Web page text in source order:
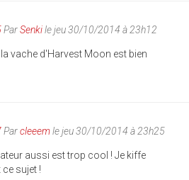
ParSenkile jeu 30/10/2014 à 23h12
vache d'Harvest Moon est bien
Parcleeemle jeu 30/10/2014 à 23h25
aussi est trop cool ! Je kiffe
sujet !